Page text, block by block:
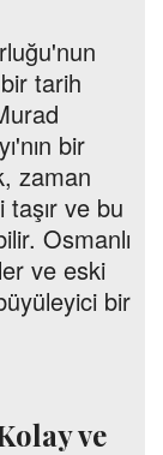
tarih
bir
zaman
ve bu
Osmanlı
ve eski
bir
ve